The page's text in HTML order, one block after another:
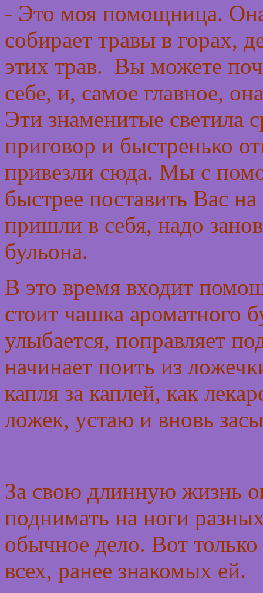
- Это моя помощница.
собирает травы в горах,
этих трав. Вы можете
себе, и, самое главное,
Эти знаменитые светила
приговор и быстренько
привезли сюда. Мы с
быстрее поставить Вас
пришли в себя, надо
бульона.
В это время входит
стоит чашка ароматного
улыбается, поправляет
начинает поить из
капля за каплей, как
ложек, устаю и вновь
За свою длинную жизнь
поднимать на ноги
обычное дело. Вот только
всех, ранее знакомых ей.